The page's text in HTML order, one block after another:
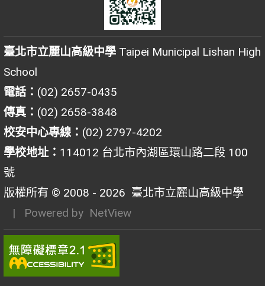
臺北市立麗山高級中學 Taipei Municipal Lishan High
School
電話： (02) 2657-0435
傳真： (02) 2658-3848
校安中心專線： (02) 2797-4202
學校地址： 114012 台北市內湖區環山路二段 100
號
版權所有 © 2008 - 2026 臺北市立麗山高級中學
| Powered by NetView